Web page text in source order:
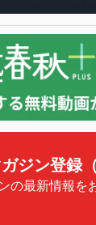
ジン登録（
の最新情報を